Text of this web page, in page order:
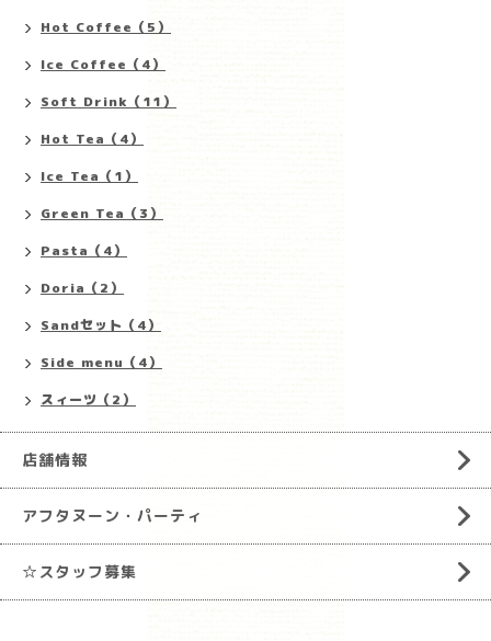
Hot Coffee（5）
Ice Coffee（4）
Soft Drink（11）
Hot Tea（4）
Ice Tea（1）
Green Tea（3）
Pasta（4）
Doria（2）
Sandセット（4）
Side menu（4）
スィーツ（2）
店舗情報
アフタヌーン・パーティ
☆スタッフ募集